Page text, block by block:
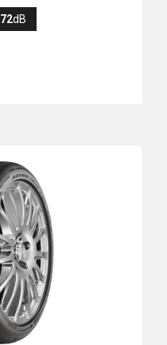
72dB